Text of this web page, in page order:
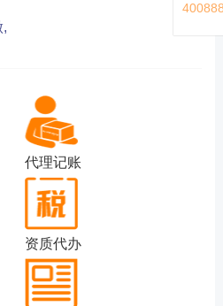
,
代理记账
资质代办